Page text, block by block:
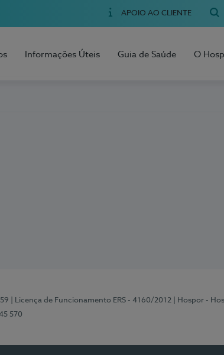
APOIO AO CLIENTE
Informações Úteis Guia de Saúde O
| Licença de Funcionamento ERS - 4160/2012 | Hospor -
570